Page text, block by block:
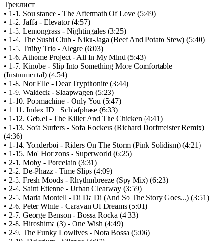
Треклист
• 1-1. Soulstance - The Aftermath Of Love (5:49)
• 1-2. Jaffa - Elevator (4:57)
• 1-3. Lemongrass - Nightingales (3:25)
• 1-4. The Sushi Club - Niku-Jaga (Beef And Potato Stew) (5:40)
• 1-5. Trüby Trio - Alegre (6:03)
• 1-6. Athome Project - All In My Mind (5:43)
• 1-7. Kinobe - Slip Into Something More Comfortable
(Instrumental) (4:54)
• 1-8. Nor Elle - Dear Trypthonite (3:44)
• 1-9. Waldeck - Slaapwagen (5:23)
• 1-10. Popmachine - Only You (5:47)
• 1-11. Index ID - Schlafphase (6:33)
• 1-12. Geb.el - The Killer And The Chicken (4:41)
• 1-13. Sofa Surfers - Sofa Rockers (Richard Dorfmeister Remix)
(4:36)
• 1-14. Yonderboi - Riders On The Storm (Pink Solidism) (4:21)
• 1-15. Mo' Horizons - Superworld (6:25)
• 2-1. Moby - Porcelain (3:31)
• 2-2. De-Phazz - Time Slips (4:09)
• 2-3. Fresh Moods - Rhythmbreeze (Spy Mix) (6:23)
• 2-4. Saint Etienne - Urban Clearway (3:59)
• 2-5. Maria Montell - Di Da Di (And So The Story Goes...) (3:51)
• 2-6. Peter White - Caravan Of Dreams (5:01)
• 2-7. George Benson - Bossa Rocka (4:33)
• 2-8. Hiroshima (3) - One Wish (4:49)
• 2-9. The Funky Lowlives - Nota Bossa (5:06)